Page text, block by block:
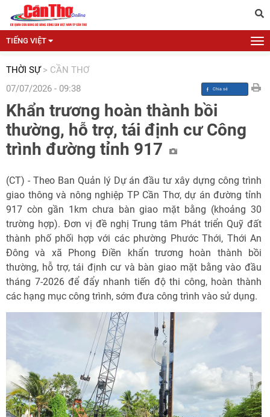
TIẾNG VIỆT
THỜI SỰ > CẦN THƠ
07/07/2026 - 09:38
Khẩn trương hoàn thành bồi
thường, hỗ trợ, tái định cư Công
trình đường tỉnh 917
(CT) - Theo Ban Quản lý Dự án đầu tư xây dựng công trình
giao thông và nông nghiệp TP Cần Thơ, dự án đường tỉnh
917 còn gần 1km chưa bàn giao mặt bằng (khoảng 30
trường hợp). Đơn vị đề nghị Trung tâm Phát triển Quỹ đất
thành phố phối hợp với các phường Phước Thới, Thới An
Đông và xã Phong Điền khẩn trương hoàn thành bồi
thường, hỗ trợ, tái định cư và bàn giao mặt bằng vào đầu
tháng 7-2026 để đẩy nhanh tiến độ thi công, hoàn thành
các hạng mục công trình, sớm đưa công trình vào sử dụng.